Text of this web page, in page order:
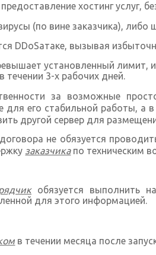
хостинг услуг,
(по вине заказчика), либо
DDoSатаке, вызывая
установленный лимит,
течении 3-х рабочих дней.
за возможные
для его стабильной работы, а
другой сервер для
не обязуется
заказчикапо техническим
обязуется выполнить
для этого информацией.
в течении месяца после